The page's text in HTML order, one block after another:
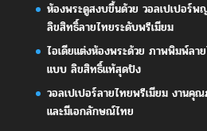
ห้องพระดูสงบขึ้นด้วย วอลเปเปอร์พ
ลิขสิทธิ์ลายไทยระดับพรีเมียม
ไอเดียแต่งห้องพระด้วย ภาพพิมพ์ลา
แบบ ลิขสิทธิ์แท้สุดปัง
วอลเปเปอร์ลายไทยพรีเมียม งานคุ
และมีเอกลักษณ์ไทย